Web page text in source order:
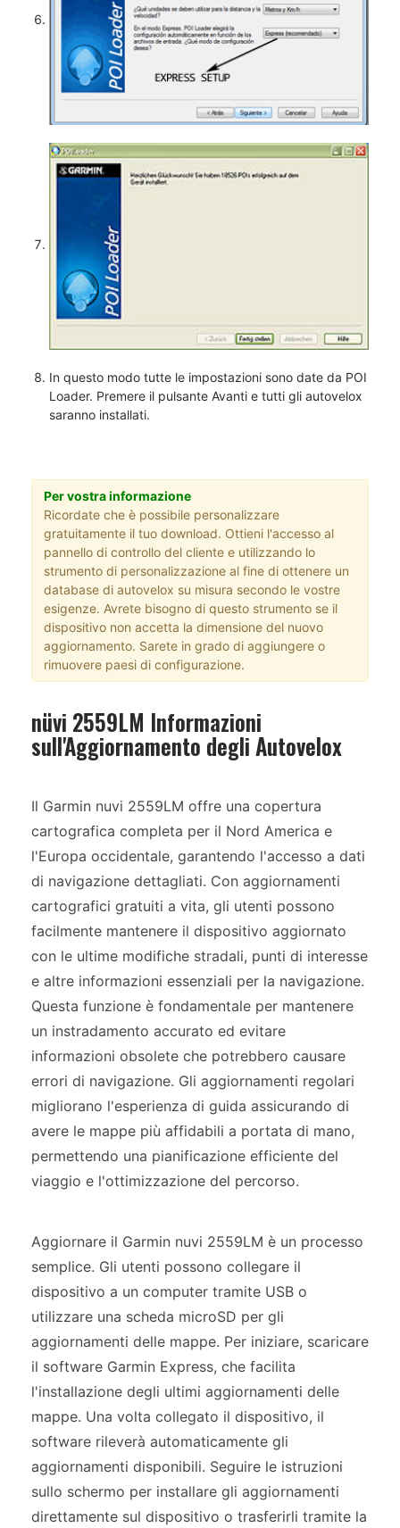
In questo modo tutte le impostazioni sono date da POI
Loader. Premere il pulsante Avanti e tutti gli autovelox
saranno installati.
Per vostra informazione
Ricordate che è possibile personalizzare
gratuitamente il tuo download. Ottieni l'accesso al
pannello di controllo del cliente e utilizzando lo
strumento di personalizzazione al fine di ottenere un
database di autovelox su misura secondo le vostre
esigenze. Avrete bisogno di questo strumento se il
dispositivo non accetta la dimensione del nuovo
aggiornamento. Sarete in grado di aggiungere o
rimuovere paesi di configurazione.
nüvi 2559LM Informazioni
sull'Aggiornamento degli Autovelox
Il Garmin nuvi 2559LM offre una copertura
cartografica completa per il Nord America e
l'Europa occidentale, garantendo l'accesso a dati
di navigazione dettagliati. Con aggiornamenti
cartografici gratuiti a vita, gli utenti possono
facilmente mantenere il dispositivo aggiornato
con le ultime modifiche stradali, punti di interesse
e altre informazioni essenziali per la navigazione.
Questa funzione è fondamentale per mantenere
un instradamento accurato ed evitare
informazioni obsolete che potrebbero causare
errori di navigazione. Gli aggiornamenti regolari
migliorano l'esperienza di guida assicurando di
avere le mappe più affidabili a portata di mano,
permettendo una pianificazione efficiente del
viaggio e l'ottimizzazione del percorso.
Aggiornare il Garmin nuvi 2559LM è un processo
semplice. Gli utenti possono collegare il
dispositivo a un computer tramite USB o
utilizzare una scheda microSD per gli
aggiornamenti delle mappe. Per iniziare, scaricare
il software Garmin Express, che facilita
l'installazione degli ultimi aggiornamenti delle
mappe. Una volta collegato il dispositivo, il
software rileverà automaticamente gli
aggiornamenti disponibili. Seguire le istruzioni
sullo schermo per installare gli aggiornamenti
direttamente sul dispositivo o trasferirli tramite la